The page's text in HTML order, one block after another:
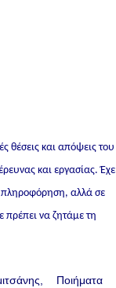
θέσεις και απόψεις του
και εργασίας.
πληροφόρηση, αλλά σε
πρέπει να ζητάμε τη
Ποιήματα